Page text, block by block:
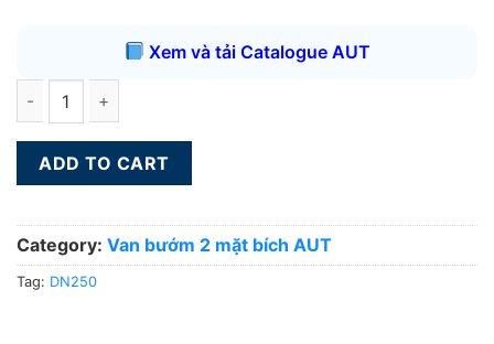
Xem và tải Catalogue AUT
ADD TO CART
Category: Van bướm 2 mặt bích AUT
Tag: DN250